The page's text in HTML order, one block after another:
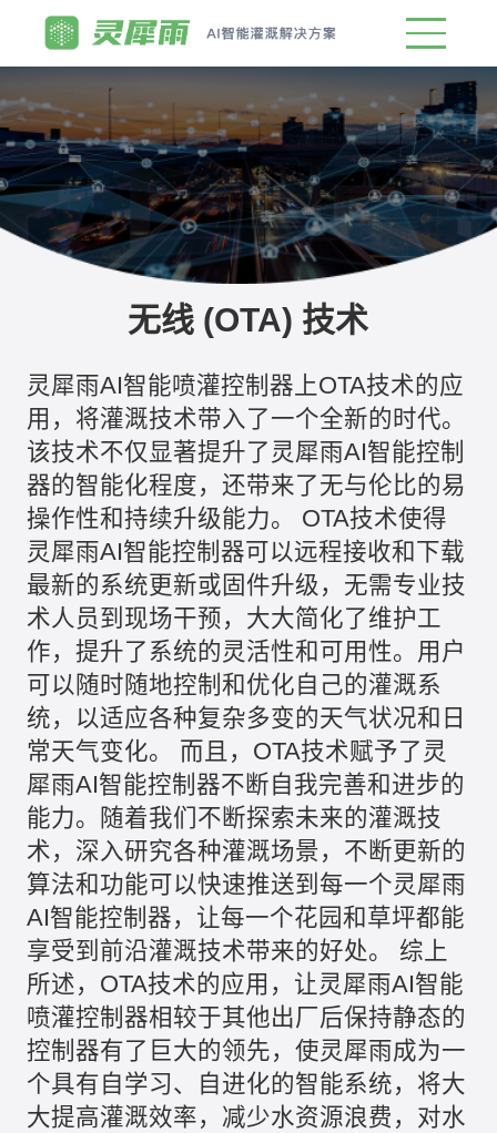
无线 (OTA) 技术
灵犀雨AI智能喷灌控制器上OTA技术的应
用，将灌溉技术带入了一个全新的时代。
该技术不仅显著提升了灵犀雨AI智能控制
器的智能化程度，还带来了无与伦比的易
操作性和持续升级能力。 OTA技术使得
灵犀雨AI智能控制器可以远程接收和下载
最新的系统更新或固件升级，无需专业技
术人员到现场干预，大大简化了维护工
作，提升了系统的灵活性和可用性。用户
可以随时随地控制和优化自己的灌溉系
统，以适应各种复杂多变的天气状况和日
常天气变化。 而且，OTA技术赋予了灵
犀雨AI智能控制器不断自我完善和进步的
能力。随着我们不断探索未来的灌溉技
术，深入研究各种灌溉场景，不断更新的
算法和功能可以快速推送到每一个灵犀雨
AI智能控制器，让每一个花园和草坪都能
享受到前沿灌溉技术带来的好处。 综上
所述，OTA技术的应用，让灵犀雨AI智能
喷灌控制器相较于其他出厂后保持静态的
控制器有了巨大的领先，使灵犀雨成为一
个具有自学习、自进化的智能系统，将大
大提高灌溉效率，减少水资源浪费，对水